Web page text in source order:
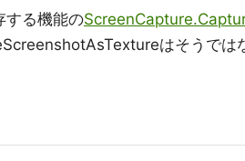
する機能の
はそうでは